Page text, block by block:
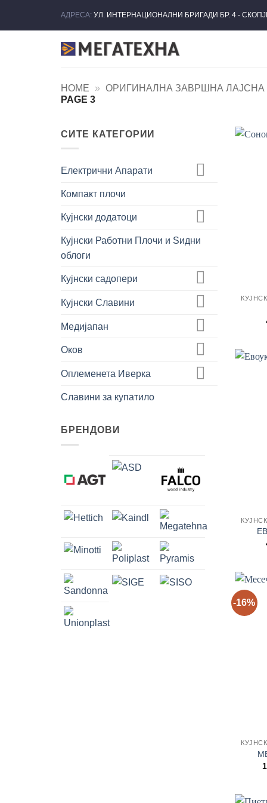
АДРЕСА: УЛ. ИНТЕРНАЦИОНАЛНИ БРИГАДИ БР. 4 -
HOME » ОРИГИНАЛНА ЗАВРШНА ЛАЈСНА
PAGE 3
СИТЕ КАТЕГОРИИ
Електрични Апарати
Компакт плочи
Кујнски додатоци
Кујнски Работни Плочи и Ѕидни
облоги
Кујнски садопери
Кујнски Славини
Медијапан
Оков
Оплеменета Иверка
Славини за купатило
БРЕНДОВИ
-16%